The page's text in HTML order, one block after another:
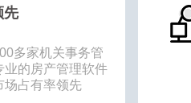
先
多家机关事务管
业的房产管理软件
场占有率领先